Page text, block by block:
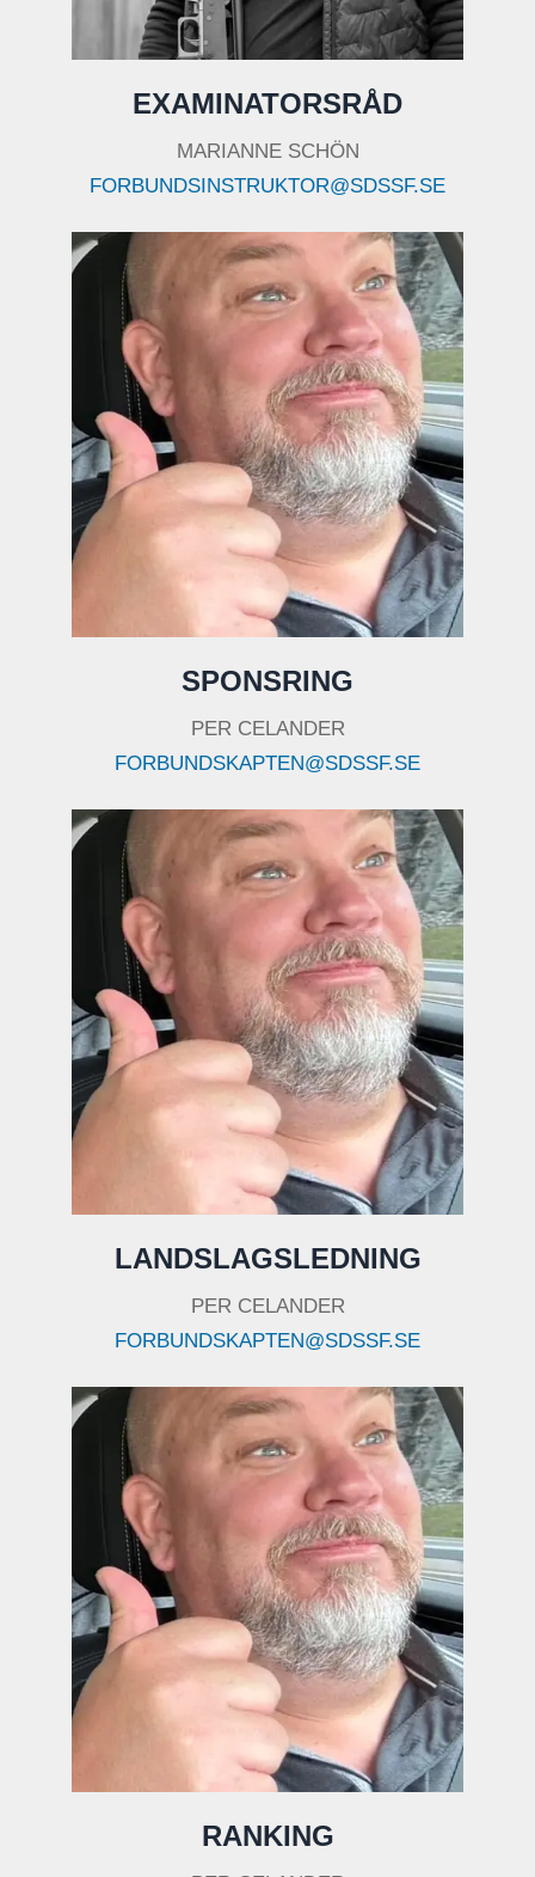
EXAMINATORSRÅD
MARIANNE SCHÖN
FORBUNDSINSTRUKTOR@SDSSF.SE
SPONSRING
PER CELANDER
FORBUNDSKAPTEN@SDSSF.SE
LANDSLAGSLEDNING
PER CELANDER
FORBUNDSKAPTEN@SDSSF.SE
RANKING